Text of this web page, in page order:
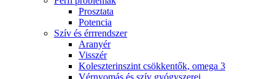
Prosztata
Potencia
Szív és érrrendszer
Aranyér
Visszér
Koleszterinszint csökkentők, omega 3
Vérnyomás és szív gyógyszerei